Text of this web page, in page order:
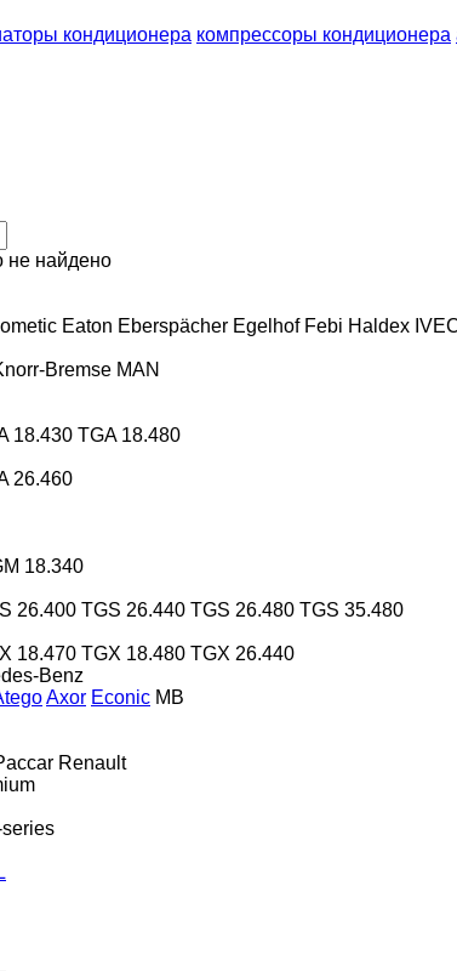
кондиционера компрессоры кондиционера
не найдено
Eaton Eberspächer Egelhof Febi Haldex
Bremse MAN
18.430 TGA 18.480
26.460
18.340
26.400 TGS 26.440 TGS 26.480 TGS 35.480
18.470 TGX 18.480 TGX 26.440
Benz
Axor Econic MB
Renault
series